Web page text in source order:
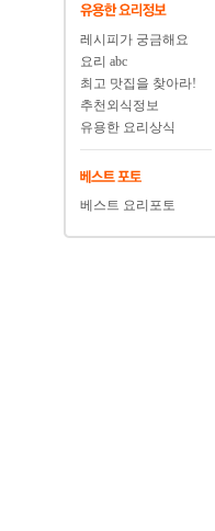
레시피가 궁금해요
요리 abc
최고 맛집을 찾아라!
추천외식정보
유용한 요리상식
베스트 요리포토